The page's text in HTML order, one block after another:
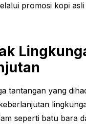
promosi kopi asli
tantangan yang
seperti batu bara